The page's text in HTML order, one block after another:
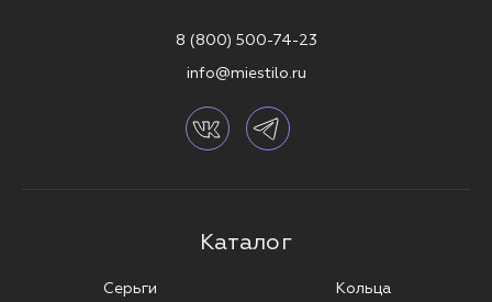
8 (800) 500-74-23
info@miestilo.ru
Каталог
Серьги
Кольца